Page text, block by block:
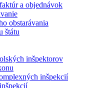
a objednávok
obstarávania
štátu
inšpektorov
inšpekcií